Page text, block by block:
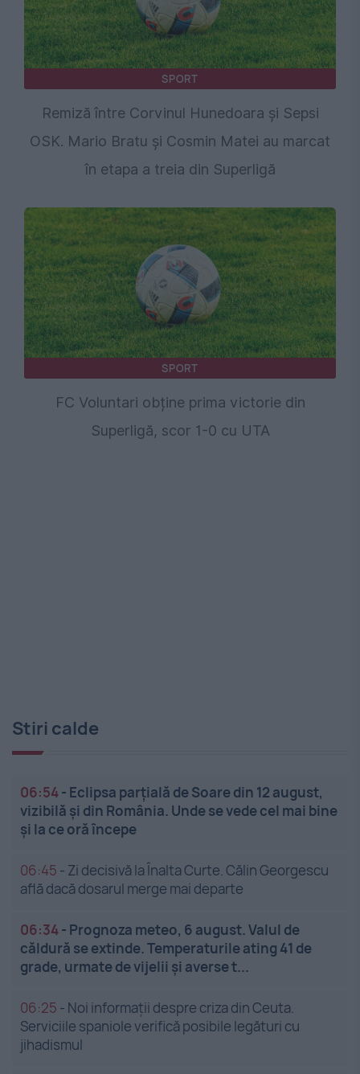
SPORT
Remiză între Corvinul Hunedoara și Sepsi
OSK. Mario Bratu și Cosmin Matei au marcat
în etapa a treia din Superligă
SPORT
FC Voluntari obține prima victorie din
Superligă, scor 1-0 cu UTA
Stiri calde
06:54- Eclipsa parțială de Soare din 12 august,
vizibilă și din România. Unde se vede cel mai bine
și la ce oră începe
06:45 - Zi decisivă la Înalta Curte. Călin Georgescu
află dacă dosarul merge mai departe
06:34- Prognoza meteo, 6 august. Valul de
căldură se extinde. Temperaturile ating 41 de
grade, urmate de vijelii și averse t...
06:25 - Noi informații despre criza din Ceuta.
Serviciile spaniole verifică posibile legături cu
jihadismul